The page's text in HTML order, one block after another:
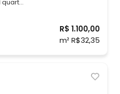
R$ 1.100,00
m² R$32,35